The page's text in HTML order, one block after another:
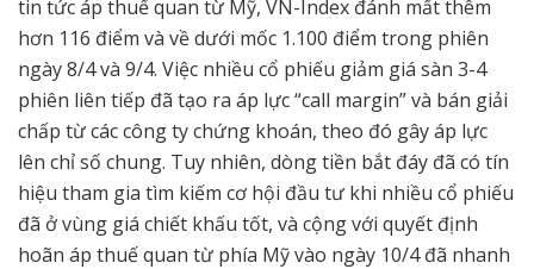
tin tức áp thuế quan từ Mỹ, VN-Index đánh mất thêm
hơn 116 điểm và về dưới mốc 1.100 điểm trong phiên
ngày 8/4 và 9/4. Việc nhiều cổ phiếu giảm giá sàn 3-4
phiên liên tiếp đã tạo ra áp lực “call margin” và bán giải
chấp từ các công ty chứng khoán, theo đó gây áp lực
lên chỉ số chung. Tuy nhiên, dòng tiền bắt đáy đã có tín
hiệu tham gia tìm kiếm cơ hội đầu tư khi nhiều cổ phiếu
đã ở vùng giá chiết khấu tốt, và cộng với quyết định
hoãn áp thuế quan từ phía Mỹ vào ngày 10/4 đã nhanh